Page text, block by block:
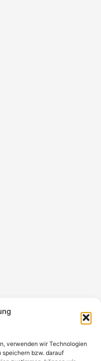
verwenden wir Technologien
speichern bzw. darauf